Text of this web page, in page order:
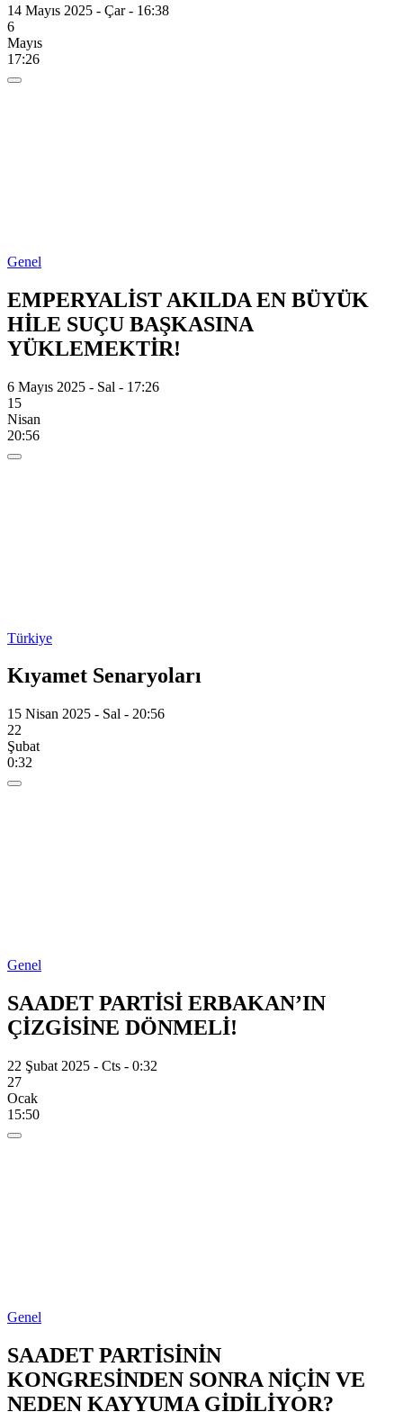
14 Mayıs 2025 - Çar - 16:38
6
Mayıs
17:26
Genel
EMPERYALİST AKILDA EN BÜYÜK
HİLE SUÇU BAŞKASINA
YÜKLEMEKTİR!
6 Mayıs 2025 - Sal - 17:26
15
Nisan
20:56
Türkiye
Kıyamet Senaryoları
15 Nisan 2025 - Sal - 20:56
22
Şubat
0:32
Genel
SAADET PARTİSİ ERBAKAN’IN
ÇİZGİSİNE DÖNMELİ!
22 Şubat 2025 - Cts - 0:32
27
Ocak
15:50
Genel
SAADET PARTİSİNİN
KONGRESİNDEN SONRA NİÇİN VE
NEDEN KAYYUMA GİDİLİYOR?